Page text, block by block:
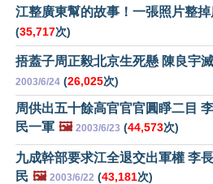
江整廣東幫的故事！一張照片整
(35,717次)
捂蓋子周正毅北京生死懸 陳良宇
2003/6/24 (26,025次)
周供出五十餘高官官官圓睜二目
民一軍 🖼️ 2003/6/23 (44,573次)
九成幹部要求江全退交出軍權 李
民 🖼️ 2003/6/22 (43,181次)